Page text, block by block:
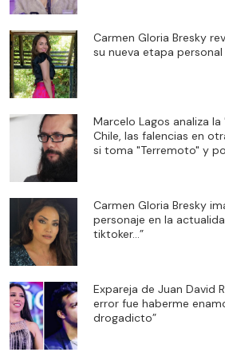
Carmen Gloria Bresky
su nueva etapa personal
Marcelo Lagos analiza
Chile, las falencias en
si toma "Terremoto" y
Carmen Gloria Bresky
personaje en la
tiktoker…”
Expareja de Juan David
error fue haberme
drogadicto”